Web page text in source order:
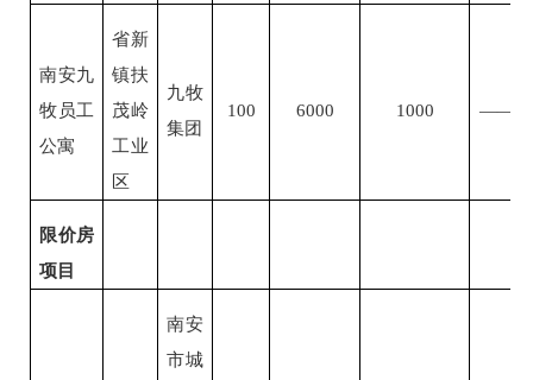
南安九
牧员工
公寓
省新
镇扶
茂岭
工业
区
九牧
集团
100 6000 1000 ——
限价房
项目
南安
市城